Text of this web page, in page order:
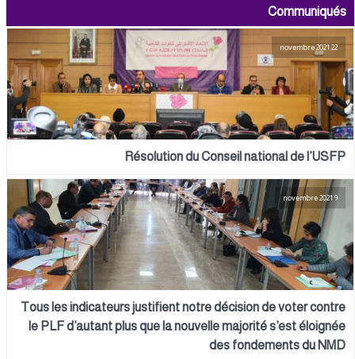
Communiqués
22 novembre 2021
Résolution du Conseil national de l’USFP
Tous les indicateurs justifient notre décision de voter contre
le PLF d’autant plus que la nouvelle majorité s’est éloignée
des fondements du NMD